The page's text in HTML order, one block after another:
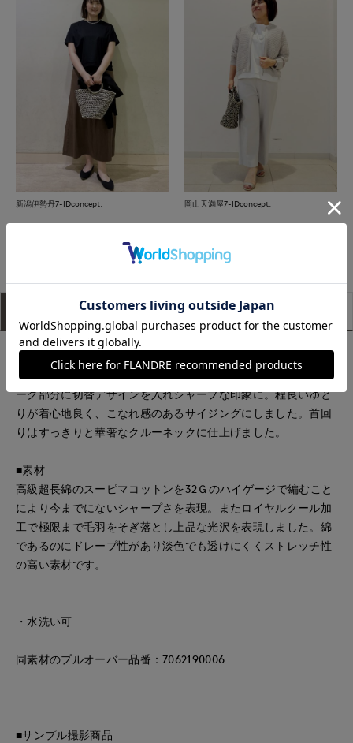
新潟伊勢丹7-IDconcept. 岡山天満屋7-IDconcept.
アイテム説明 サイズ詳細 購入レビュー
■デザイン
二の腕が隠れる丈のドルマンスリーブのプルオーバーです。ヨ
ーク部分に切替デザインを入れシャープな印象に。程良いゆと
りが着心地良く、こなれ感のあるサイジングにしました。首回
りはすっきりと華奢なクルーネックに仕上げました。
■素材
高級超長綿のスーピマコットンを32Ｇのハイゲージで編むこと
により今までにないシャープさを表現。またロイヤルクール加
工で極限まで毛羽をそぎ落とし上品な光沢を表現しました。綿
であるのにドレープ性があり淡色でも透けにくくストレッチ性
の高い素材です。
・水洗い可
同素材のプルオーバー品番：7062190006
■サンプル撮影商品